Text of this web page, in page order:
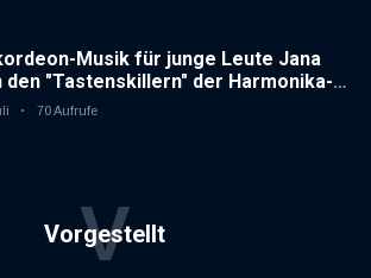
Musik für junge Leute Jana
den "Tastenskillern" der Harmonika-
Gaggenau zeigt, wie "jung"
70 Aufrufe
Vorgestellt
V